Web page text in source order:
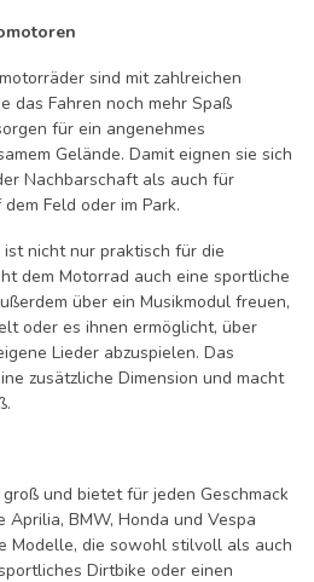
sind mit zahlreichen
das Fahren noch mehr Spaß
für ein angenehmes
Gelände. Damit eignen sie sich
Nachbarschaft als auch für
Feld oder im Park.
nicht nur praktisch für die
dem Motorrad auch eine sportliche
über ein Musikmodul freuen,
oder es ihnen ermöglicht, über
Lieder abzuspielen. Das
zusätzliche Dimension und macht
und bietet für jeden Geschmack
BMW, Honda und Vespa
Modelle, die sowohl stilvoll als auch
Dirtbike oder einen